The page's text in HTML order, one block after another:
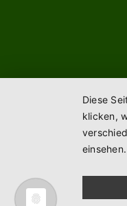
Diese
klicken,